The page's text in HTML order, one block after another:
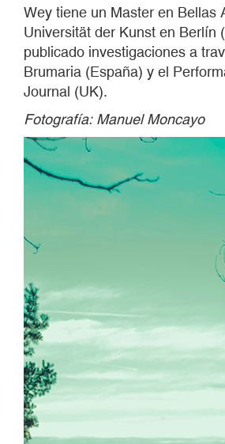
Wey tiene un Master en Bellas
Universität der Kunst en Berlín
publicado investigaciones a
Brumaria (España) y el
Journal (UK).
Fotografía: Manuel Moncayo